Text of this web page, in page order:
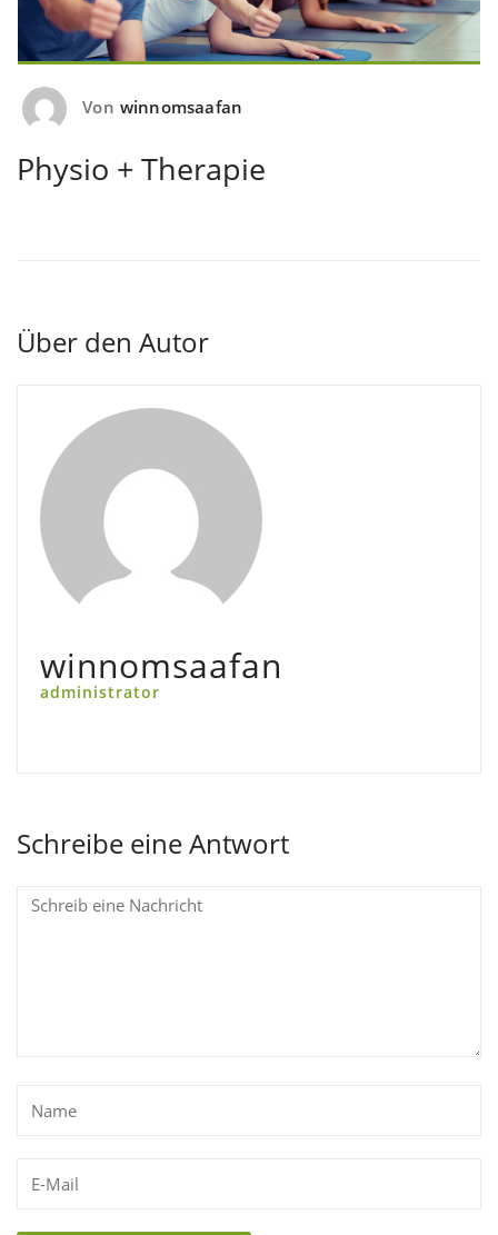
Von winnomsaafan
Physio + Therapie
Über den Autor
winnomsaafan
administrator
Schreibe eine Antwort